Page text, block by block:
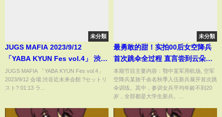
未分類
JUGS MAFIA 2023/9/12
「YABA KYUN Fes vol.4」 渋谷
近未来会館［4K］ #ジャグマフ
JUGS MAFIA 「YABA KYUN Fes vol.4」
2023/9/12 会場:渋谷近未来会館 ?セットリ
スト? 01:13 ラ...
未分類
最勇敢的甜！实拍00后女空降兵
首次跳伞全过程 直言尝到云朵
甜！20211206 | 军迷天下
本期节目主要内容：鄂中某军用机场, 空军
空降兵某旅千余名秋季入伍新兵展开首次跳
伞训练。其中，参训女兵平均年龄不到20
岁，全部都是大学生新兵。...